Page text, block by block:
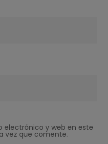
electrónico y web en este
vez que comente.